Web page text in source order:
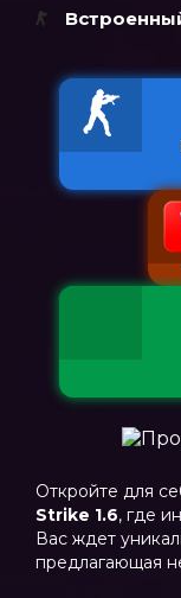
Откройте для
Strike 1.6, где
Вас ждет
предлагающая